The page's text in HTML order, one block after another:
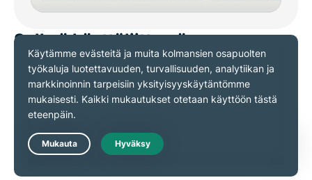
Selkeä käyttöliittymä
ExpressVPN:n Mac-sovelluksen käyttöliittymä tarjoaa
kätevän pääsyn Älykäs sijainti-, Viimeisimmät
sijainnit- ja Suosikit-toimintoihin, joten voit
muodostaa yhteyden helposti haluamallasi tavalla.
Voit valita palvelimen myös klikkaamalla kartalta.